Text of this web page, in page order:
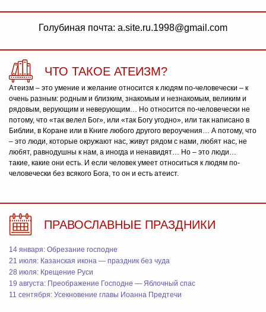
Голубиная почта: a.site.ru.1998@gmail.com
ЧТО ТАКОЕ АТЕИЗМ?
Атеизм – это умение и желание относится к людям по-человечески – к
очень разным: родным и близким, знакомым и незнакомым, великим и
рядовым, верующим и неверующим… Но относится по-человечески не
потому, что «так велел Бог», или «так Богу угодно», или так написано в
Библии, в Коране или в Книге любого другого вероучения… А потому, что
– это люди, которые окружают нас, живут рядом с нами, любят нас, не
любят, равнодушны к нам, а иногда и ненавидят… Но – это люди…
такие, какие они есть. И если человек умеет относиться к людям по-
человечески без всякого Бога, то он и есть атеист.
ПРАВОСЛАВНЫЕ ПРАЗДНИКИ
14 января: Обрезание господне
21 июля: Казанская икона — праздник без чуда
28 июля: Крещение Руси
19 августа: Преображение Господне — Яблочный спас
11 сентября: Усекновение главы Иоанна Предтечи